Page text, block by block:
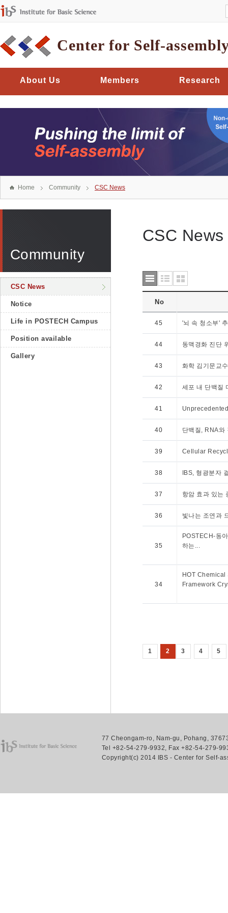
Center for Self-
About Us Members Research
Home Community CSC News
Community
CSC News
Notice
Life in POSTECH Campus
Position available
Gallery
CSC News
No
45 '뇌 속 청소부'
44 동맥경화 진단
43 화학 김기문교
42 세포 내 단백질
41
40 단백질, RNA와
39 Cellular
38 IBS, 형광분자
37 항암 효과 있는
36 빛나는 조연과
35
POSTECH-동
하는...
34
HOT
Framework
1 2 3 4 5
77 Cheongam-ro, Nam-gu, Pohang,
Tel +82-54-279-9932, Fax +82-54-279-
Copyright(c) 2014 IBS - Center for Self-